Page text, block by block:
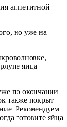
аппетитной
но уже на
яйца
по окончании
также покрыт
Рекомендуем
готовите яйца